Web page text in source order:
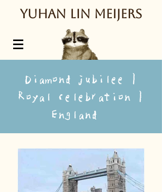
Yuhan Lin Meijers
Diamond jubilee |
Royal celebration |
England